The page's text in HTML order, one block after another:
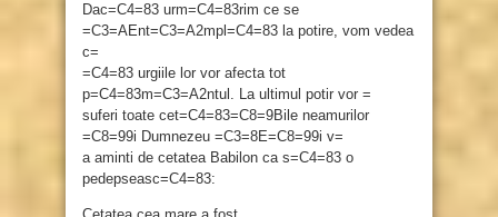
Dac=C4=83 urm=C4=83rim ce se
=C3=AEnt=C3=A2mpl=C4=83 la potire, vom vedea
c=
=C4=83 urgiile lor vor afecta tot
p=C4=83m=C3=A2ntul. La ultimul potir vor =
suferi toate cet=C4=83=C8=9Bile neamurilor
=C8=99i Dumnezeu =C3=8E=C8=99i v=
a aminti de cetatea Babilon ca s=C4=83 o
pedepseasc=C4=83: